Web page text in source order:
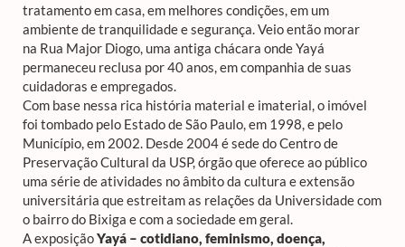
tratamento em casa, em melhores condições, em um
ambiente de tranquilidade e segurança. Veio então morar
na Rua Major Diogo, uma antiga chácara onde Yayá
permaneceu reclusa por 40 anos, em companhia de suas
cuidadoras e empregados.
Com base nessa rica história material e imaterial, o imóvel
foi tombado pelo Estado de São Paulo, em 1998, e pelo
Município, em 2002. Desde 2004 é sede do Centro de
Preservação Cultural da USP, órgão que oferece ao público
uma série de atividades no âmbito da cultura e extensão
universitária que estreitam as relações da Universidade com
o bairro do Bixiga e com a sociedade em geral.
A exposiçãoYayá – cotidiano, feminismo, doença,